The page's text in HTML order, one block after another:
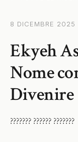
8 DICEMBRE 2025
Ekyeh
Nome
Divenire
??????? ?????? ???????